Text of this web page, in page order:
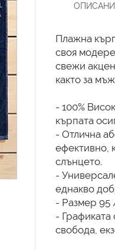
Плажна
своя
свежи
както за
- 100%
кърпата
- Отлична
ефективно,
слънцето.
-
еднакво
- Размер 95
-
свобода,